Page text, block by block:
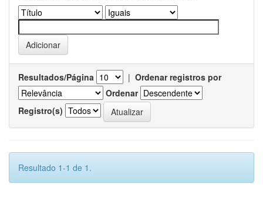
Resultados/Página | Ordenar registros por
Ordenar
Registro(s)
Resultado 1-1 de 1.